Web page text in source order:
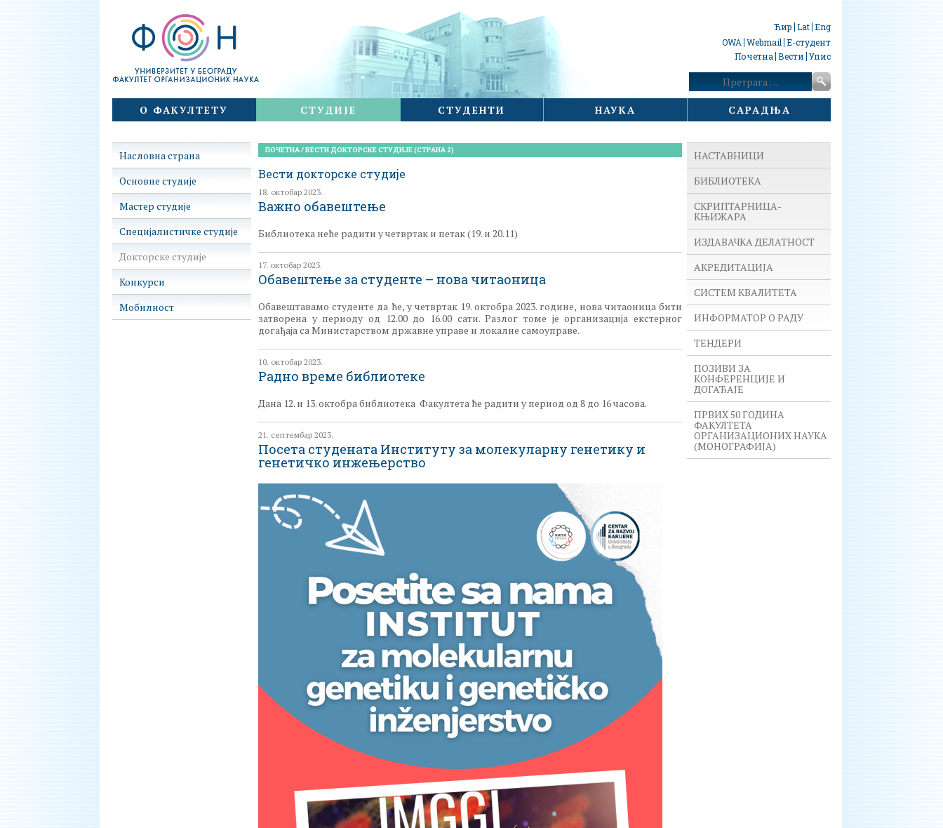
Ћир Lat Eng
OWA Webmail Е-студент
Почетна Вести Упис
Претрага:
Факултет организационих наука
Skip
content
О ФАКУЛТЕТУ СТУДИЈЕ СТУДЕНТИ НАУКА САРАДЊА
ПОЧЕТНА/ВЕСТИ ДОКТОРСКЕ СТУДИЈЕ(СТРАНА 2)
Вести докторске студије
18. октобар 2023.
Важно обавештење
Библиотека неће радити у четвртак и петак (19. и 20.11)
17. октобар 2023.
Обавештење за студенте – нова читаоница
Обавештавамо студенте да ће, у четвртак 19. октобра 2023. године, нова читаоница бити
затворена у периоду од 12.00 до 16.00 сати. Разлог томе је организација екстерног
догађаја са Министарством државне управе и локалне самоуправе.
10. октобар 2023.
Радно време библиотеке
Дана 12. и 13. октобра библиотека Факултета ће радити у период од 8 до 16 часова.
21. септембар 2023.
Посета студената Институту за молекуларну генетику и
генетичко инжењерство
Насловна страна
Основне студије
Мастер студије
Специјалистичке студије
Докторске студије
Конкурси
Мобилност
НАСТАВНИЦИ
БИБЛИОТЕКА
СКРИПТАРНИЦА-
КЊИЖАРА
ИЗДАВАЧКА ДЕЛАТНОСТ
АКРЕДИТАЦИЈА
СИСТЕМ КВАЛИТЕТА
ИНФОРМАТОР О РАДУ
ТЕНДЕРИ
ПОЗИВИ ЗА
КОНФЕРЕНЦИЈЕ И
ДОГАЂАЈЕ
ПРВИХ 50 ГОДИНА
ФАКУЛТЕТА
ОРГАНИЗАЦИОНИХ НАУКА
(МОНОГРАФИЈА)